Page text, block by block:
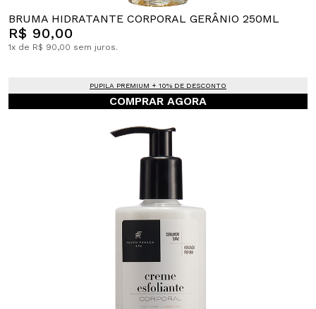
BRUMA HIDRATANTE CORPORAL GERÂNIO 250ML
R$ 90,00
1x de R$ 90,00 sem juros.
PUPILA PREMIUM + 10% DE DESCONTO
COMPRAR AGORA